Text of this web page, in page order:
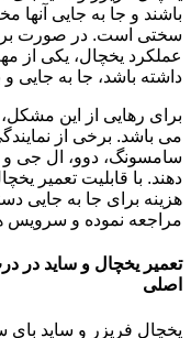
باشند و جا به جایی آنها
سختی است. در صورت
عملکرد یخچال، یکی از
داشته باشد، جا به جایی
برای رهایی از این
می باشد. برخی از
سامسونگ، دوو، ال جی و
دهند. با قابلیت تعمیر
هزینه برای جا به جایی
مراجعه نموده و سرویس
تعمیر یخچال و ساید در
اصلی
یخچال فریزر و ساید بای